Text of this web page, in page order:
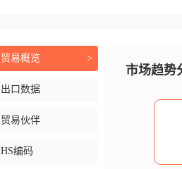
市场趋势
贸易概览 >
出口数据
贸易伙伴
HS编码